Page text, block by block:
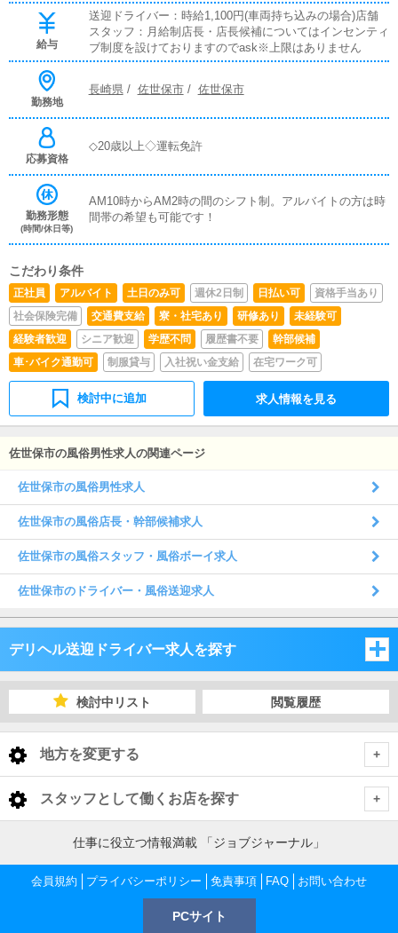
給与
送迎ドライバー：時給1,100円(車両持ち込みの場合)店舗
スタッフ：月給制店長・店長候補についてはインセンティ
ブ制度を設けておりますのでask※上限はありません
勤務地
長崎県/ 佐世保市/ 佐世保市
応募資格
◇20歳以上◇運転免許
勤務形態
(時間/休日等)
AM10時からAM2時の間のシフト制。アルバイトの方は時
間帯の希望も可能です！
こだわり条件
正社員 アルバイト 土日のみ可 週休2日制 日払い可
資格手当あり
社会保険完備
交通費支給 寮・社宅あり 研修あり
未経験可
経験者歓迎
シニア歓迎 学歴不問 履歴書不要
幹部候補
車･バイク通勤可
制服貸与 入社祝い金支給 在宅ワーク可
検討中に追加 求人情報を見る
佐世保市の風俗男性求人の関連ページ
佐世保市の風俗男性求人
佐世保市の風俗店長・幹部候補求人
佐世保市の風俗スタッフ・風俗ボーイ求人
佐世保市のドライバー・風俗送迎求人
デリヘル送迎ドライバー求人を探す
福岡県
福岡市 デリヘル送迎ドライバー
福岡 デリヘル送迎ドライバー
北九州
北九州 デリヘル送迎ドライバー
佐賀市
佐賀市 デリヘル送迎ドライバー
長崎県 デリヘル送迎ドライバー
大分県 デリヘル送迎ドライバー
検討中リスト 閲覧履歴
地方を変更する
< 全国トップ
北海道 男性高収入
東北 男性高収入
南関東 男性高収入
スタッフとして働くお店を探す
福岡県
福岡 男性高収入
佐賀県
仕事に役立つ情報満載 「ジョブジャーナル」
会員規約 プライバシーポリシー 免責事項 FAQ お問い合わせ
PCサイト